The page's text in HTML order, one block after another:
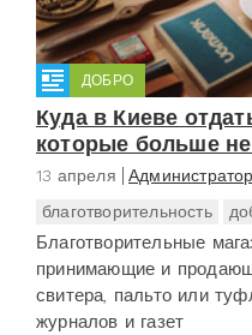
ДОБРО
Куда в Киеве
которые больше
13 апреля Администратор
благотворительность
Благотворительные
принимающие и
свитера, пальто или
журналов и газет